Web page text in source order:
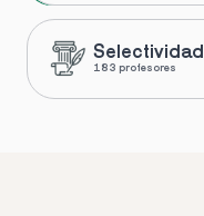
Selectividad
183 profesores